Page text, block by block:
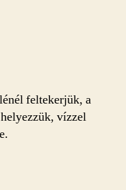
feltekerjük, a
vízzel